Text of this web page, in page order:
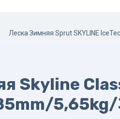
Леска Зимняя Sprut SKYLINE
Skyline